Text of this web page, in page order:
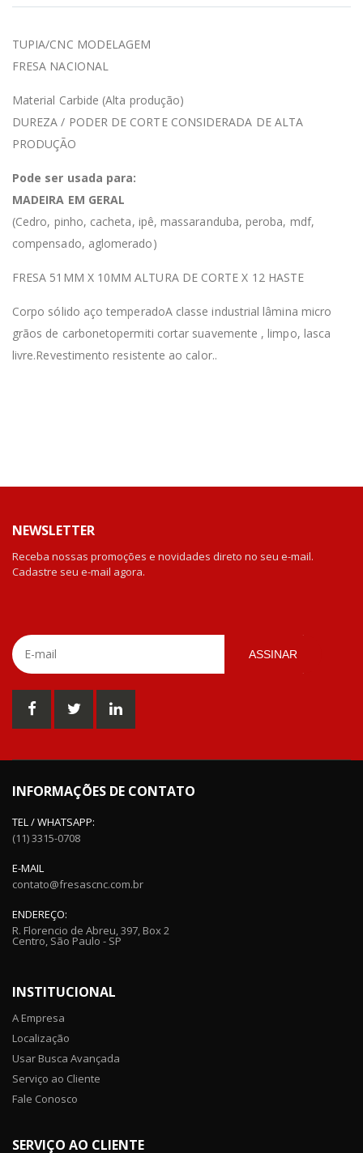
TUPIA/CNC MODELAGEM
FRESA NACIONAL
Material Carbide (Alta produção)
DUREZA / PODER DE CORTE CONSIDERADA DE ALTA
PRODUÇÃO
Pode ser usada para:
MADEIRA EM GERAL
(Cedro, pinho, cacheta, ipê, massaranduba, peroba, mdf,
compensado, aglomerado)
FRESA 51MM X 10MM ALTURA DE CORTE X 12 HASTE
Corpo sólido aço temperadoA classe industrial lâmina micro
grãos de carbonetopermiti cortar suavemente , limpo, lasca
livre.Revestimento resistente ao calor..
NEWSLETTER
Receba nossas promoções e novidades direto no seu e-mail.
Cadastre seu e-mail agora.
ASSINAR
INFORMAÇÕES DE CONTATO
TEL / WHATSAPP:
(11) 3315-0708
E-MAIL
contato@fresascnc.com.br
ENDEREÇO:
R. Florencio de Abreu, 397, Box 2
Centro, São Paulo - SP
INSTITUCIONAL
A Empresa
Localização
Usar Busca Avançada
Serviço ao Cliente
Fale Conosco
SERVIÇO AO CLIENTE